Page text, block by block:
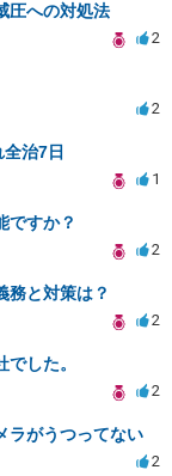
圧への対処法
2
2
治7日
1
ですか？
2
務と対策は？
2
した。
2
ラがうつってない
2